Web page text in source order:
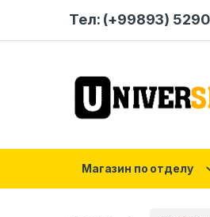
Тел: (+99893)
Магазин по отделу